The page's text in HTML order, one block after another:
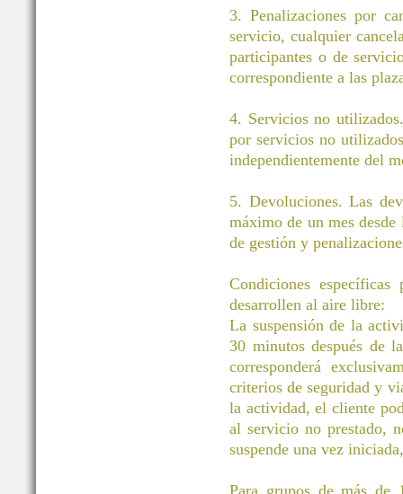
3. Penalizaciones por
servicio, cualquier
participantes o de
correspondiente a las
4. Servicios no
por servicios no
independientemente del
5. Devoluciones. Las
máximo de un mes
de gestión y
Condiciones
desarrollen al aire libre:
La suspensión de la
30 minutos después de
corresponderá
criterios de seguridad y
la actividad, el cliente
al servicio no prestado,
suspende una vez
Para grupos de más de